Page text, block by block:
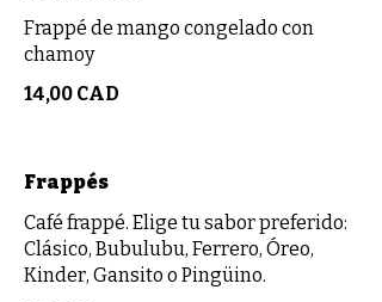
Frappé de mango congelado con
chamoy
14,00 CAD
Frappés
Café frappé. Elige tu sabor preferido:
Clásico, Bubulubu, Ferrero, Óreo,
Kinder, Gansito o Pingüino.